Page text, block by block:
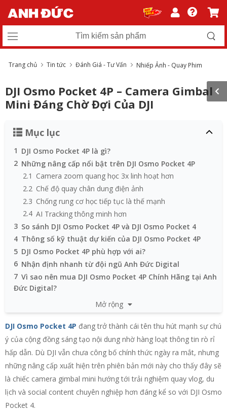
Trang chủ Tin tức Đánh Giá - Tư Vấn Nhiếp Ảnh - Quay Phim
DJI Osmo Pocket 4P – Camera Gimbal
Mini Đáng Chờ Đợi Của DJI
Mục lục
1 DJI Osmo Pocket 4P là gì?
2 Những nâng cấp nổi bật trên DJI Osmo Pocket 4P
2.1 Camera zoom quang học 3x linh hoạt hơn
2.2 Chế độ quay chân dung điện ảnh
2.3 Chống rung cơ học tiếp tục là thế mạnh
2.4 AI Tracking thông minh hơn
3 So sánh DJI Osmo Pocket 4P và DJI Osmo Pocket 4
4 Thông số kỹ thuật dự kiến của DJI Osmo Pocket 4P
5 DJI Osmo Pocket 4P phù hợp với ai?
6 Nhận định nhanh từ đội ngũ Anh Đức Digital
7 Vì sao nên mua DJI Osmo Pocket 4P Chính Hãng tại Anh
Đức Digital?
Mở rộng
DJI Osmo Pocket 4P đang trở thành cái tên thu hút mạnh sự chú
ý của cộng đồng sáng tạo nội dung nhờ hàng loạt thông tin rò rỉ
hấp dẫn. Dù DJI vẫn chưa công bố chính thức ngày ra mắt, nhưng
những nâng cấp xuất hiện trên phiên bản mới này cho thấy đây sẽ
là chiếc camera gimbal mini hướng tới trải nghiệm quay vlog, du
lịch và social content chuyên nghiệp hơn đáng kể so với DJI Osmo
Pocket 4.